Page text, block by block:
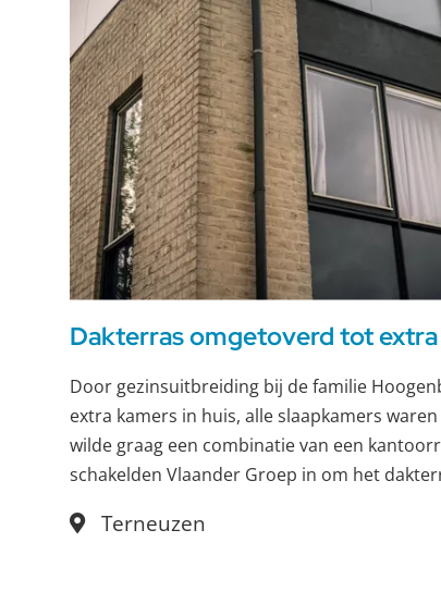
Dakterras omgetoverd tot
Door gezinsuitbreiding bij de familie
extra kamers in huis, alle slaapkamers
wilde graag een combinatie van een
schakelden Vlaander Groep in om het
Terneuzen